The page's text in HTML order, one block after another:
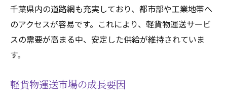
アクアラインを活用した配送事例
地域間連携の強化
千葉県南部エリアの利便性向上
電動車両のメリット
千葉県内の道路網も充実しており、都市部や工業地帯へ
のアクセスが容易です。これにより、軽貨物運送サービ
スの需要が高まる中、安定した供給が維持されていま
す。
軽貨物運送市場の成長要因